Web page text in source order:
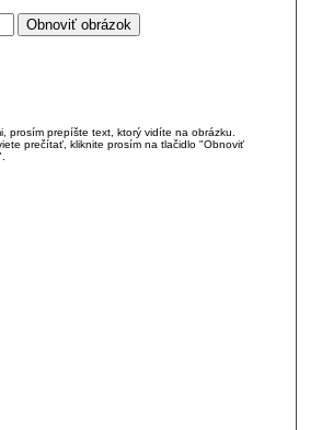
prosím prepíšte text, ktorý vidíte na obrázku.
prečítať, kliknite prosím na tlačidlo "Obnoviť